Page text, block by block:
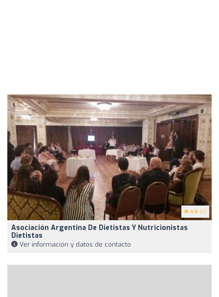
4.6 (5)
Asociación Argentina De Dietistas Y Nutricionistas
Dietistas
Ver información y datos de contacto